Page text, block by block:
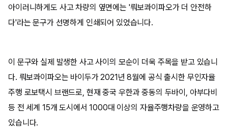
아이러니하게도 사고 차량의 옆면에는 '뤄보콰이파오가 더 안전하
다'라는 문구가 선명하게 인쇄되어 있었습니다.
이 문구와 실제 발생한 사고 사이의 모순이 더욱 주목을 받고 있습니
다. 뤄보콰이파오는 바이두가 2021년 8월에 공식 출시한 무인자율
주행 로보택시 브랜드로, 현재 중국 우한과 중동의 두바이, 아부다비
등 전 세계 15개 도시에서 1000대 이상의 자율주행차량을 운영하고
있습니다.